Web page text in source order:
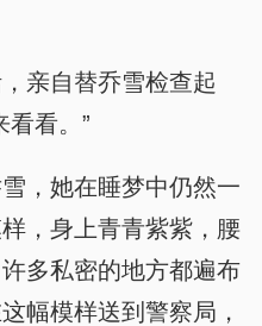
亲自替乔雪检查起
看看。”
，她在睡梦中仍然一
，身上青青紫紫，腰
多私密的地方都遍布
幅模样送到警察局，